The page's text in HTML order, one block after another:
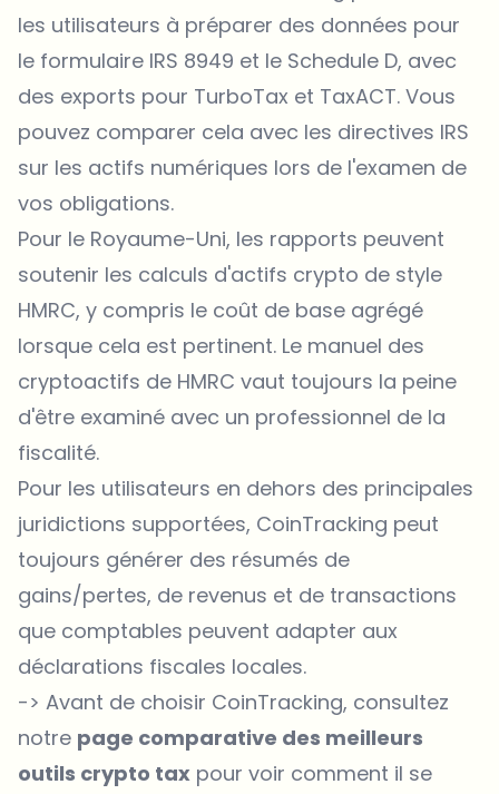
les utilisateurs à préparer des données pour
le formulaire IRS 8949 et le Schedule D, avec
des exports pour TurboTax et TaxACT. Vous
pouvez comparer cela avec les directives IRS
sur les actifs numériques lors de l'examen de
vos obligations.
Pour le Royaume-Uni, les rapports peuvent
soutenir les calculs d'actifs crypto de style
HMRC, y compris le coût de base agrégé
lorsque cela est pertinent. Le manuel des
cryptoactifs de HMRC vaut toujours la peine
d'être examiné avec un professionnel de la
fiscalité.
Pour les utilisateurs en dehors des principales
juridictions supportées, CoinTracking peut
toujours générer des résumés de
gains/pertes, de revenus et de transactions
que comptables peuvent adapter aux
déclarations fiscales locales.
-> Avant de choisir CoinTracking, consultez
notre page comparative des meilleurs
outils crypto tax pour voir comment il se